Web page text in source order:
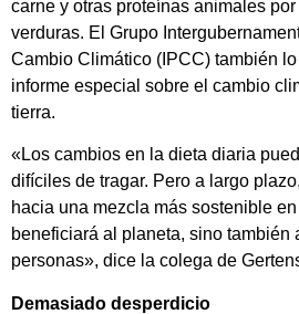
carne y otras proteínas animales
verduras. El Grupo
Cambio Climático (IPCC) también
informe especial sobre el cambio
tierra.
«Los cambios en la dieta diaria
difíciles de tragar. Pero a largo
hacia una mezcla más sostenible
beneficiará al planeta, sino también
personas», dice la colega de
Demasiado desperdicio